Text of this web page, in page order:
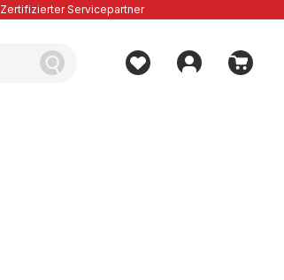
Zertifizierter Servicepartner